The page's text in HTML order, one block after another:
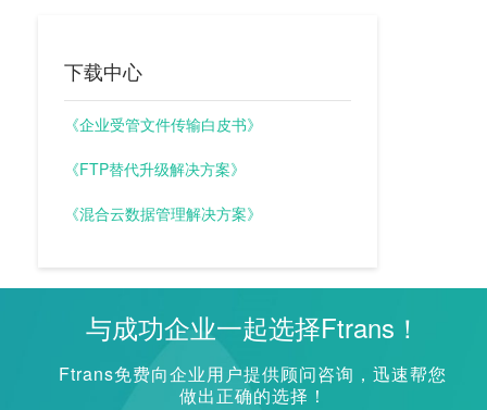
下载中心
《企业受管文件传输白皮书》
《FTP替代升级解决方案》
《混合云数据管理解决方案》
与成功企业一起选择Ftrans！
Ftrans免费向企业用户提供顾问咨询，迅速帮您
做出正确的选择！